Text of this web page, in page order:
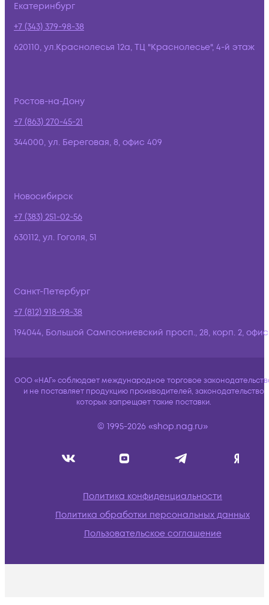
Екатеринбург
+7 (343) 379-98-38
620110, ул.Краснолесья 12а, ТЦ "Краснолесье", 4-й этаж
Ростов-на-Дону
+7 (863) 270-45-21
344000, ул. Береговая, 8, офис 409
Новосибирск
+7 (383) 251-02-56
630112, ул. Гоголя, 51
Санкт-Петербург
+7 (812) 918-98-38
194044, Большой Сампсониевский просп., 28, корп. 2,
ООО «НАГ» соблюдает международное торговое
и не поставляет продукцию производителей, законодательство
которых запрещает такие поставки.
© 1995-2026 «shop.nag.ru»
Политика конфиденциальности
Политика обработки персональных данных
Пользовательское соглашение